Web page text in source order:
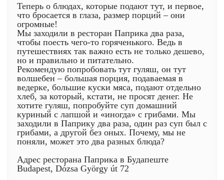
Теперь о блюдах, которые подают тут, и первое,
что бросается в глаза, размер порций – они
огромные!
Мы заходили в ресторан Паприка два раза,
чтобы поесть чего-то горяченького. Ведь в
путешествиях так важно есть не только дешево,
но и правильно и питательно.
Рекомендую попробовать тут гуляш, он тут
волшебен – большая порция, подаваемая в
ведерке, большие куски мяса, подают отдельно
хлеб, за который, кстати, не просят денег. Не
хотите гуляш, попробуйте суп домашний
куриный с лапшой и «иногда» с грибами. Мы
заходили в Паприку два раза, один раз суп был с
грибами, а другой без оных. Почему, мы не
поняли, может это два разных блюда?
Адрес ресторана Паприка в Будапеште
Budapest, Dózsa György út 72